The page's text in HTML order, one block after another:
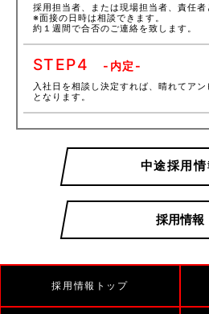
採用担当者、または現場担当者、責任者
※面接の日時は相談できます。
約１週間で合否のご連絡を致します。
STEP4 -内定-
入社日を相談し決定すれば、晴れてア
となります。
中途採用情
採用情報
採用情報トップ